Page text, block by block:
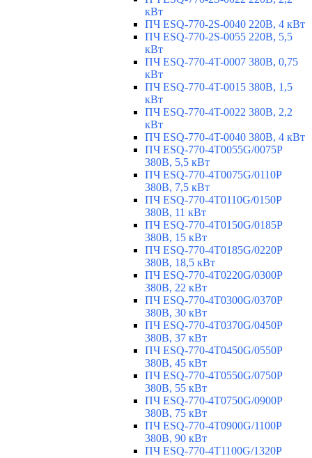
кВт
ПЧ ESQ-770-2S-0040 220В, 4 кВт
ПЧ ESQ-770-2S-0055 220В, 5,5
кВт
ПЧ ESQ-770-4T-0007 380В, 0,75
кВт
ПЧ ESQ-770-4T-0015 380В, 1,5
кВт
ПЧ ESQ-770-4T-0022 380В, 2,2
кВт
ПЧ ESQ-770-4T-0040 380В, 4 кВт
ПЧ ESQ-770-4T0055G/0075P
380В, 5,5 кВт
ПЧ ESQ-770-4T0075G/0110P
380В, 7,5 кВт
ПЧ ESQ-770-4T0110G/0150P
380В, 11 кВт
ПЧ ESQ-770-4T0150G/0185P
380В, 15 кВт
ПЧ ESQ-770-4T0185G/0220P
380В, 18,5 кВт
ПЧ ESQ-770-4T0220G/0300P
380В, 22 кВт
ПЧ ESQ-770-4T0300G/0370P
380В, 30 кВт
ПЧ ESQ-770-4T0370G/0450P
380В, 37 кВт
ПЧ ESQ-770-4T0450G/0550P
380В, 45 кВт
ПЧ ESQ-770-4T0550G/0750P
380В, 55 кВт
ПЧ ESQ-770-4T0750G/0900P
380В, 75 кВт
ПЧ ESQ-770-4T0900G/1100P
380В, 90 кВт
ПЧ ESQ-770-4T1100G/1320P